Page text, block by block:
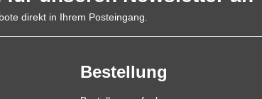
direkt in Ihrem Posteingang.
Bestellung